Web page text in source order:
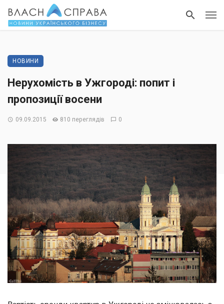
НОВИНИ
Нерухомість в Ужгороді: попит і
пропозиції восени
09.09.2015 810 переглядів 0